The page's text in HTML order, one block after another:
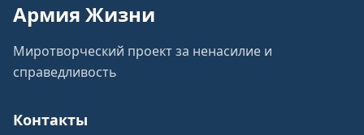
Армия Жизни
Миротворческий проект за ненасилие и
справедливость
Контакты